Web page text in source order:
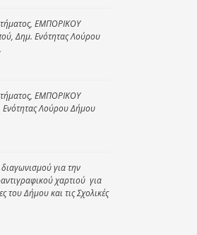
ΕΜΠΟΡΙΚΟΥ
Δημ. Ενότητας Λούρου
ΕΜΠΟΡΙΚΟΥ
Λούρου Δήμου
για την
χαρτιού για
του Δήμου και τις Σχολικές